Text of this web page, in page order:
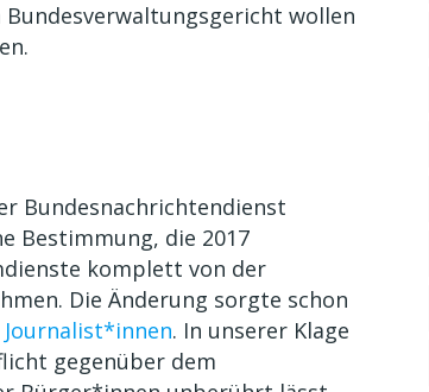
wollen
Bundesnachrichtendienst
Bestimmung, die 2017
komplett von der
Die Änderung sorgte schon
Journalist*innen. In unserer Klage
gegenüber dem